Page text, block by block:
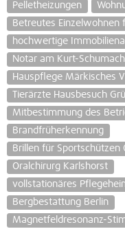
Pelletheizungen
Betreutes Einzelwohnen
hochwertige
Notar am Kurt-
Hauspflege Märkisches
Tierärzte Hausbesuch
Mitbestimmung des
Brandfrüherkennung
Brillen für Sportschützen
Oralchirurg Karlshorst
vollstationäres
Bergbestattung Berlin
Magnetfeldresonanz-